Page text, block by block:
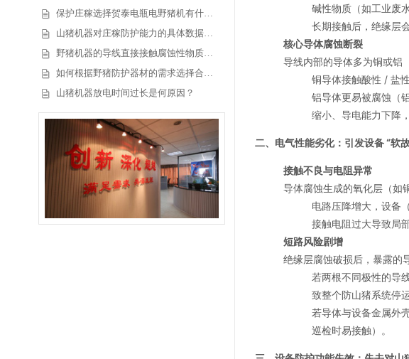
保护庄稼选择贺泰电瓶电野猪机有什…
山猪机器对庄稼防护能力的具体数据…
野猪机器的导线直接接触腐蚀性物质…
如何根据野猪防护器材的需求选择合…
山猪机器放电时间过长是何原因？
碱性物质（如工业废
长期接触后，绝缘层
核心导体腐蚀断裂
导线内部的导体多为铜或铝
铜导体接触酸性 / 盐
铝导体更易被腐蚀（
缩小、导电能力下降
二、电气性能劣化：引发设备 “软
接触不良与电阻异常
导体腐蚀生成的氧化层（如
电路压降增大，设备
接触电阻过大导致局
短路风险剧增
绝缘层腐蚀破损后，暴露的
若两根不同极性的导
致整个防山猪系统停
若导体与设备金属外
巡检时易接触）。